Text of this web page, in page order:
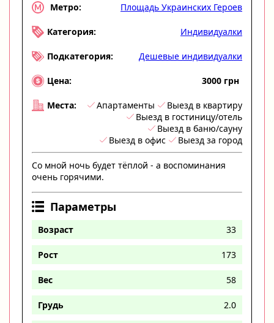
Метро: Площадь Украинских Героев
Категория: Индивидуалки
Подкатегория: Дешевые индивидуалки
Цена: 3000 грн
Места: Апартаменты
Выезд в квартиру
Выезд в гостиницу/отель
Выезд в баню/сауну
Выезд в офис
Выезд за город
Со мной ночь будет тёплой - а воспоминания
очень горячими.
Параметры
Возраст 33
Рост 173
Вес 58
Грудь 2.0